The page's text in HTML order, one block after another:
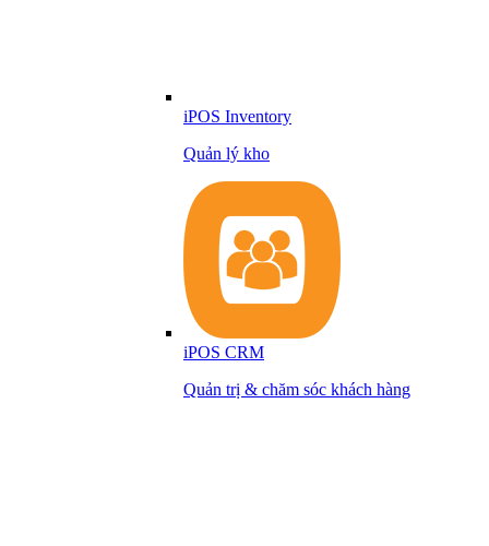
iPOS Inventory
Quản lý kho
iPOS CRM
Quản trị & chăm sóc khách hàng